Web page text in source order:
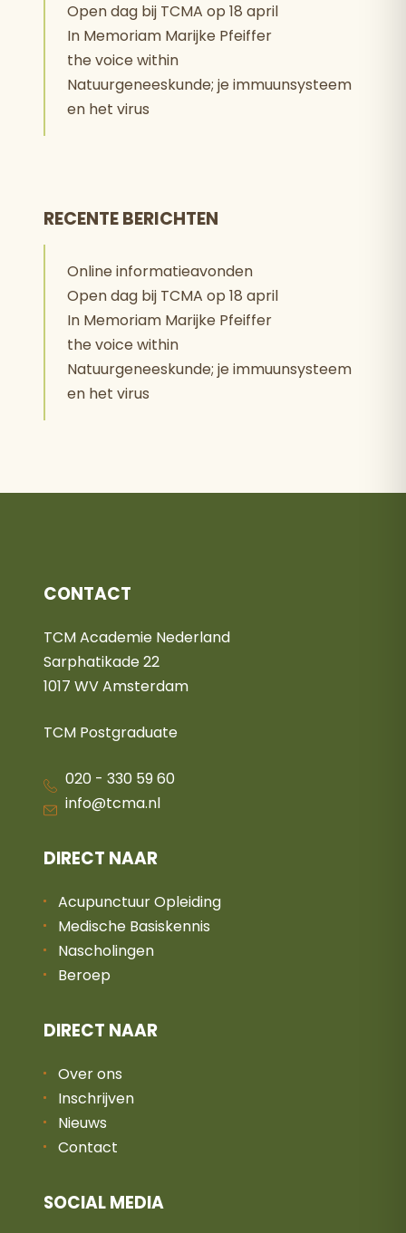
Open dag bij TCMA op 18 april
In Memoriam Marijke Pfeiffer
the voice within
Natuurgeneeskunde; je immuunsysteem
en het virus
RECENTE BERICHTEN
Online informatieavonden
Open dag bij TCMA op 18 april
In Memoriam Marijke Pfeiffer
the voice within
Natuurgeneeskunde; je immuunsysteem
en het virus
CONTACT
TCM Academie Nederland
Sarphatikade 22
1017 WV Amsterdam
TCM Postgraduate
020 - 330 59 60
info@tcma.nl
DIRECT NAAR
Acupunctuur Opleiding
Medische Basiskennis
Nascholingen
Beroep
DIRECT NAAR
Over ons
Inschrijven
Nieuws
Contact
SOCIAL MEDIA